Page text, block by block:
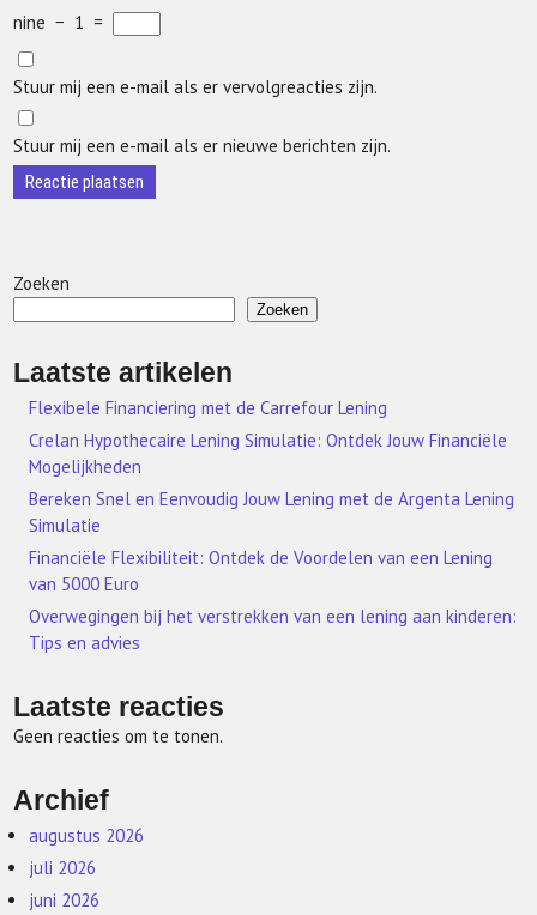
nine − 1 =
Stuur mij een e-mail als er vervolgreacties zijn.
Stuur mij een e-mail als er nieuwe berichten zijn.
Zoeken
Zoeken
Laatste artikelen
Flexibele Financiering met de Carrefour Lening
Crelan Hypothecaire Lening Simulatie: Ontdek Jouw Financiële
Mogelijkheden
Bereken Snel en Eenvoudig Jouw Lening met de Argenta Lening
Simulatie
Financiële Flexibiliteit: Ontdek de Voordelen van een Lening
van 5000 Euro
Overwegingen bij het verstrekken van een lening aan kinderen:
Tips en advies
Laatste reacties
Geen reacties om te tonen.
Archief
augustus 2026
juli 2026
juni 2026